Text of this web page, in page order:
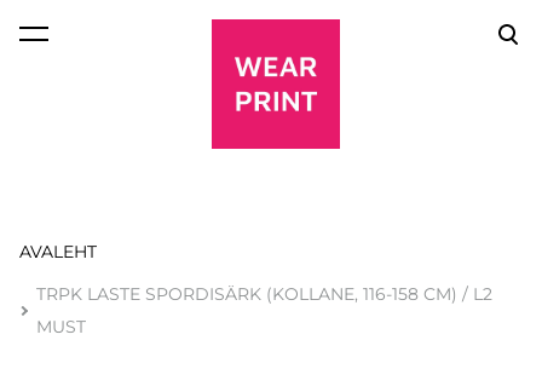
lisati ostukorvi.
AVALEHT
TRPK LASTE SPORDISÄRK (KOLLANE, 116-158 CM) / L2
MUST